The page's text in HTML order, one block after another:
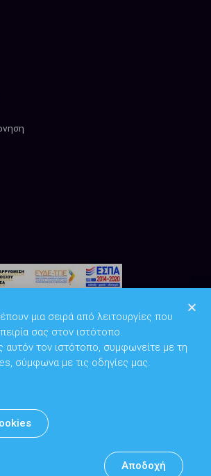
Υπουργείο Ψηφιακής Διακυβέρνησης
Θανάσης Κοσμόπουλος | dpo@mindigital.gr
μια σειρά από λειτουργίες που
σας στον ιστότοπο.
αυτόν τον ιστότοπο, συμφωνείτε με τη
σύμφωνα με τις οδηγίες μας.
Αποδοχή